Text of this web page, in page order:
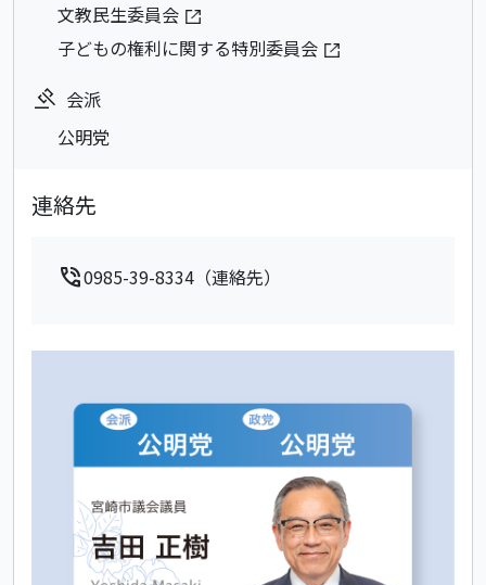
文教民生委員会
子どもの権利に関する特別委員会
会派
公明党
連絡先
phone_in_talk0985-39-8334（連絡先）